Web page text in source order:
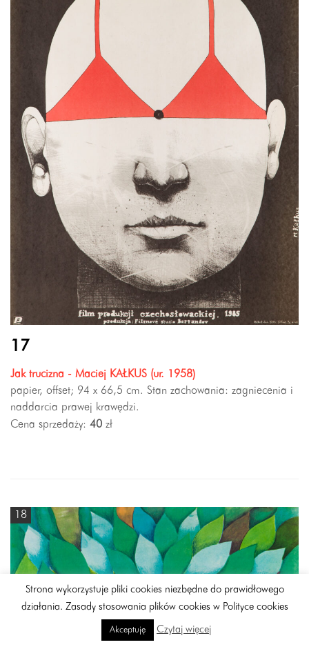
17
Jak trucizna - Maciej KAŁKUS (ur. 1958)
papier, offset; 94 x 66,5 cm. Stan zachowania: zagniecenia i
naddarcia prawej krawędzi.
Cena sprzedaży: 40 zł
18
Strona wykorzystuje pliki cookies niezbędne do prawidłowego
działania. Zasady stosowania plików cookies w Polityce cookies
Akceptuję Czytaj więcej